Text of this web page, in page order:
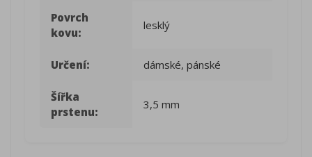
Povrch
kovu:
lesklý
Určení: dámské, pánské
Šířka
prstenu:
3,5 mm